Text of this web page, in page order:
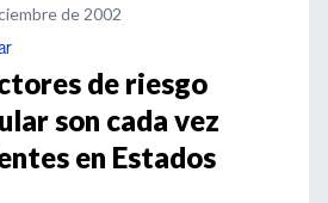
de 2002
de riesgo
son cada vez
en Estados